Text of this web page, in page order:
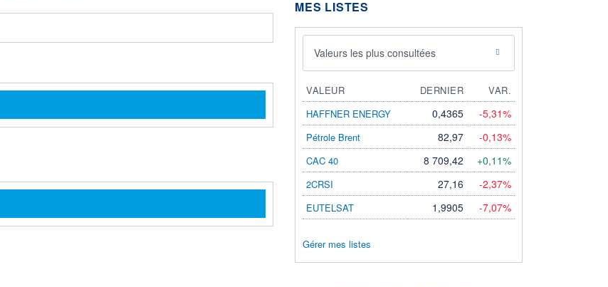
MES LISTES
Valeurs les plus consultées
VALEUR DERNIER
VAR.
HAFFNER ENERGY
0,4365 -5,31%
Pétrole Brent 82,97 -0,13%
CAC 40 8 709,42 +0,11%
2CRSI 27,16 -2,37%
EUTELSAT 1,9905 -7,07%
Gérer mes listes